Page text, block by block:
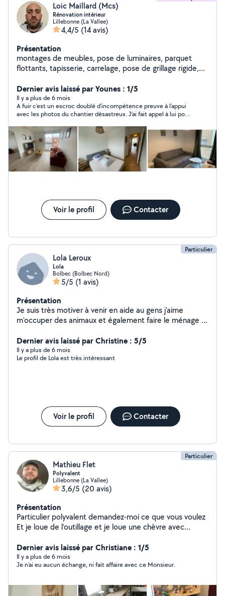
Loic Maillard (Mcs)
Rénovation intérieur
Lillebonne (La Vallee)
4,4/5 (14 avis)
Présentation
montages de meubles, pose de luminaires, parquet
flottants, tapisserie, carrelage, pose de grillage rigide,
contacter Au o6 7-2 3-1 6-9 3-9 Je ne répond pas aux
message sur le site
Dernier avis laissé par Younes : 1/5
Il y a plus de 6 mois
A fuir c’est un escroc doublé d’incompétence preuve à l’appui
avec les photos du chantier désastreux. J’ai fait appel à lui pour
travailler avec des factures et une assurance ( je n’ai toujours
pas reçu de factures à ce jour et je l’ai payé 600e en espèces ).
Résultat de la pose en PJ. Il m’a arraché mon plaquo et rayé
mes coffrages de portes. Il m’a bloqué sur l’application et ne
répond pas à mes relances. Une plainte va être déposé!
Voir le profil Contacter
Particulier
Lola Leroux
Lola
Bolbec (Bolbec Nord)
5/5 (1 avis)
Présentation
Je suis très motiver à venir en aide au gens j'aime
m'occuper des animaux et également faire le ménage je
Dernier avis laissé par Christine : 5/5
Il y a plus de 6 mois
Le profil de Lola est très intéressant
Voir le profil Contacter
Particulier
Mathieu Flet
Polyvalent
Lillebonne (La Vallee)
3,6/5 (20 avis)
Présentation
Particulier polyvalent demandez-moi ce que vous voulez
Et je loue de l'outillage et je loue une chèvre avec
Dernier avis laissé par Christiane : 1/5
Il y a plus de 6 mois
Je n’ai eu aucun échange, ni fait affaire avec ce Monsieur.